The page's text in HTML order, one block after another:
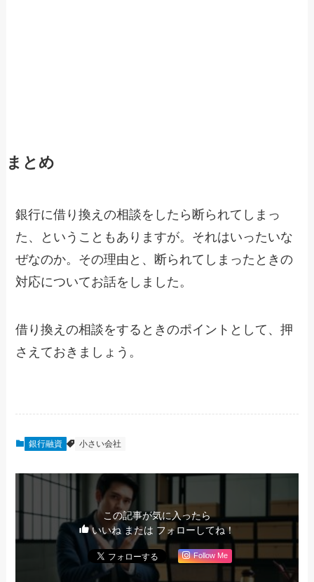
まとめ
銀行に借り換えの相談をしたら断られてしまっ
た、ということもありますが。それはいったいな
ぜなのか。その理由と、断られてしまったときの
対応についてお話をしました。
借り換えの相談をするときのポイントとして、押
さえておきましょう。
銀行融資 小さい会社
この記事が気に入ったら
いいね または フォローしてね！
Follow Me